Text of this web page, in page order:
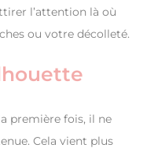
l’attention là où
ou votre décolleté.
première fois, il ne
Cela vient plus